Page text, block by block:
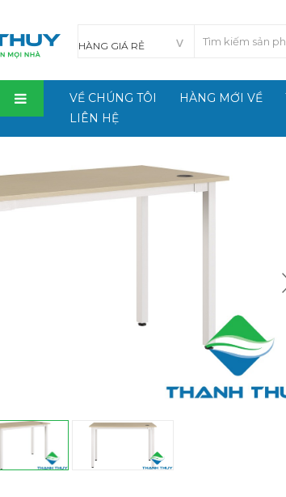
VỀ CHÚNG TÔI HÀNG MỚI VỀ
LIÊN HỆ